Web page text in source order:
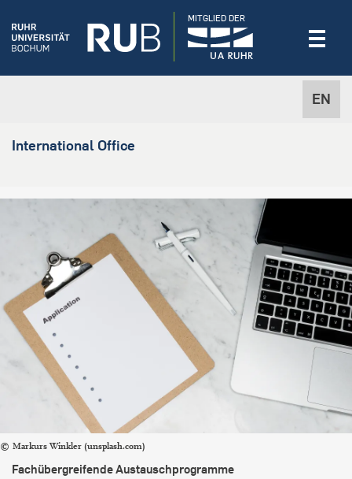
EN
MITGLIED DER
International Office
Markurs Winkler (unsplash.com)
Fachübergreifende Austauschprogramme